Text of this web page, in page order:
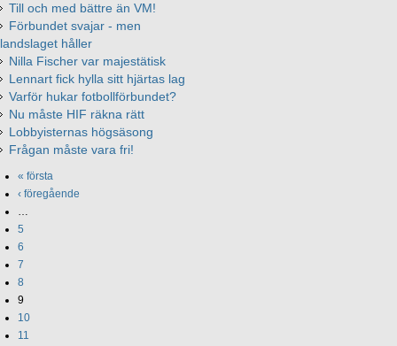
Till och med bättre än VM!
Förbundet svajar - men
landslaget håller
Nilla Fischer var majestätisk
Lennart fick hylla sitt hjärtas lag
Varför hukar fotbollförbundet?
Nu måste HIF räkna rätt
Lobbyisternas högsäsong
Frågan måste vara fri!
« första
‹ föregående
…
5
6
7
8
9
10
11